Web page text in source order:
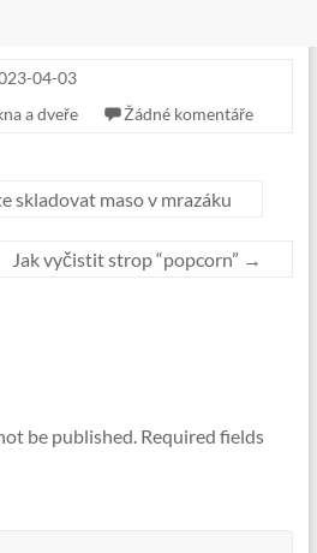
04-03
a dveře Žádné komentáře
skladovat maso v mrazáku
Jak vyčistit strop “popcorn” →
be published. Required fields